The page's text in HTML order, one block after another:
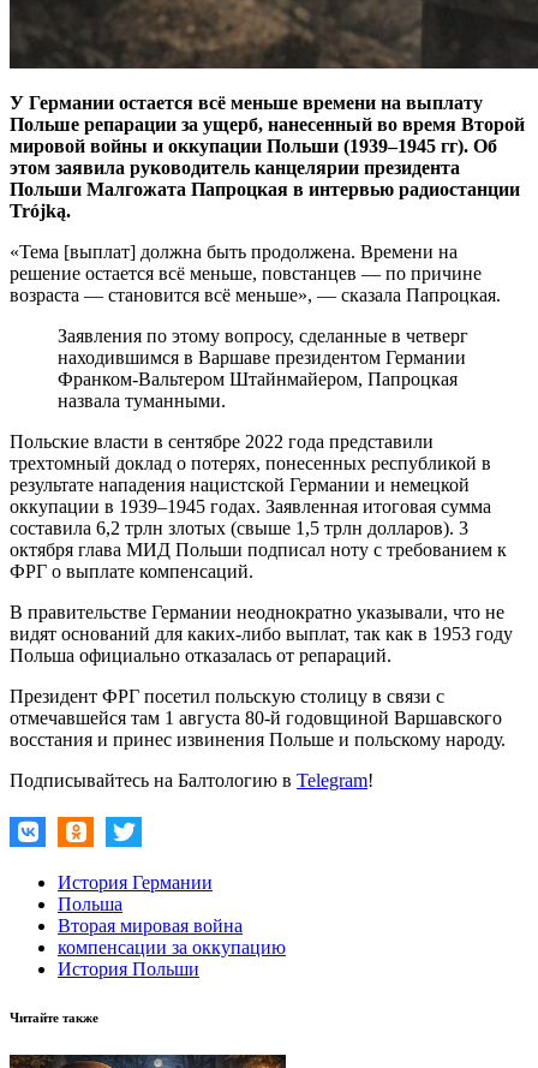
У Германии остается всё меньше времени на выплату
Польше репарации за ущерб, нанесенный во время Второй
мировой войны и оккупации Польши (1939–1945 гг). Об
этом заявила руководитель канцелярии президента
Польши Малгожата Папроцкая в интервью радиостанции
Trójką.
«Тема [выплат] должна быть продолжена. Времени на
решение остается всё меньше, повстанцев — по причине
возраста — становится всё меньше», — сказала Папроцкая.
Заявления по этому вопросу, сделанные в четверг
находившимся в Варшаве президентом Германии
Франком-Вальтером Штайнмайером, Папроцкая
назвала туманными.
Польские власти в сентябре 2022 года представили
трехтомный доклад о потерях, понесенных республикой в
результате нападения нацистской Германии и немецкой
оккупации в 1939–1945 годах. Заявленная итоговая сумма
составила 6,2 трлн злотых (свыше 1,5 трлн долларов). 3
октября глава МИД Польши подписал ноту с требованием к
ФРГ о выплате компенсаций.
В правительстве Германии неоднократно указывали, что не
видят оснований для каких-либо выплат, так как в 1953 году
Польша официально отказалась от репараций.
Президент ФРГ посетил польскую столицу в связи с
отмечавшейся там 1 августа 80-й годовщиной Варшавского
восстания и принес извинения Польше и польскому народу.
Подписывайтесь на Балтологию в Telegram!
История Германии
Польша
Вторая мировая война
компенсации за оккупацию
История Польши
Читайте также